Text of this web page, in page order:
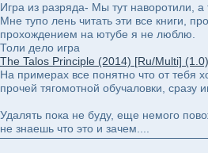
Игра из разряда- Мы тут наворотили, а
Мне тупо лень читать эти все книги,
прохождением на ютубе я не люблю.
Толи дело игра
The Talos Principle (2014) [Ru/Multi]
На примерах все понятно что от тебя
прочей тягомотной обучаловки,
Удалять пока не буду, еще немого
не знаешь что это и зачем....